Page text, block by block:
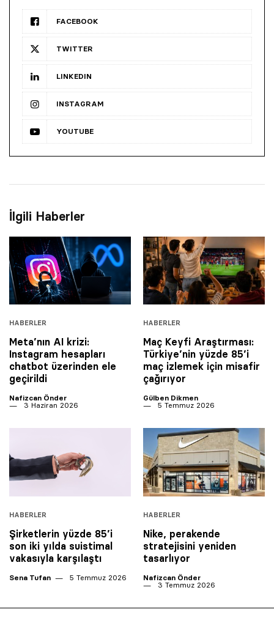
FACEBOOK
TWITTER
LINKEDIN
INSTAGRAM
YOUTUBE
İlgili Haberler
HABERLER
Meta’nın AI krizi:
Instagram hesapları
chatbot üzerinden ele
geçirildi
Nafizcan Önder
3 Haziran 2026
HABERLER
Maç Keyfi Araştırması:
Türkiye’nin yüzde 85’i
maç izlemek için misafir
çağırıyor
Gülben Dikmen
5 Temmuz 2026
HABERLER
Şirketlerin yüzde 85’i
son iki yılda suistimal
vakasıyla karşılaştı
Sena Tufan 5 Temmuz 2026
HABERLER
Nike, perakende
stratejisini yeniden
tasarlıyor
Nafizcan Önder
3 Temmuz 2026